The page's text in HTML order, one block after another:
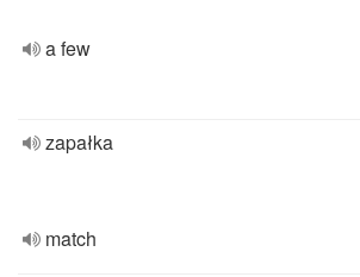
a few
zapałka
match